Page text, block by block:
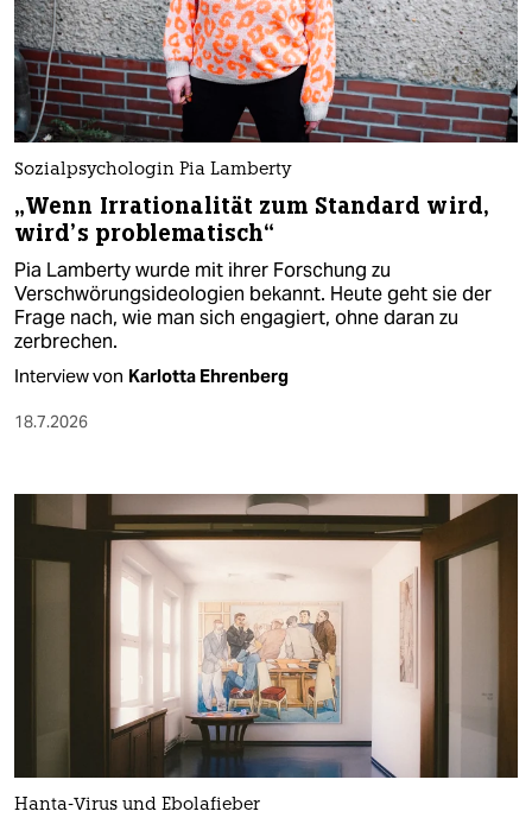
Sozialpsychologin Pia Lamberty
„Wenn Irrationalität zum Standard wird,
wird’s problematisch“
Pia Lamberty wurde mit ihrer Forschung zu
Verschwörungsideologien bekannt. Heute geht sie der
Frage nach, wie man sich engagiert, ohne daran zu
zerbrechen.
Interview von Karlotta Ehrenberg
18.7.2026
Hanta-Virus und Ebolafieber